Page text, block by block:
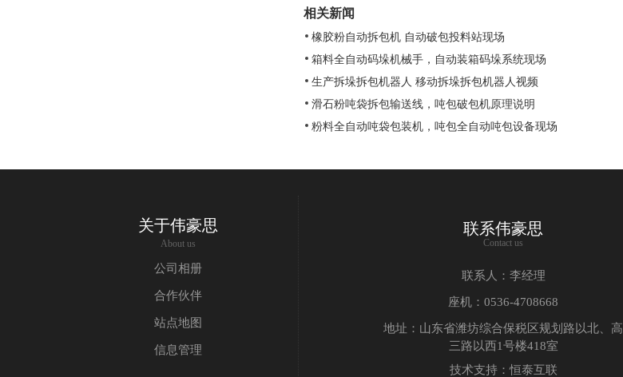
相关新闻
橡胶粉自动拆包机 自动破包投料站现场
箱料全自动码垛机械手，自动装箱码垛系统现场
生产拆垛拆包机器人 移动拆垛拆包机器人视频
滑石粉吨袋拆包输送线，吨包破包机原理说明
粉料全自动吨袋包装机，吨包全自动吨包设备现场
关于伟豪思
About us
公司相册
合作伙伴
站点地图
信息管理
联系伟豪思
Contact us
联系人：李经理
座机：0536-4708668
地址：山东省潍坊综合保税区规划路以北、高
三路以西1号楼418室
技术支持：恒泰互联